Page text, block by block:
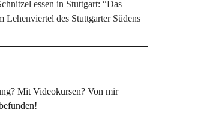
essen in Stuttgart: “Das
Lehenviertel des Stuttgarter Südens
Mit Videokursen? Von mir